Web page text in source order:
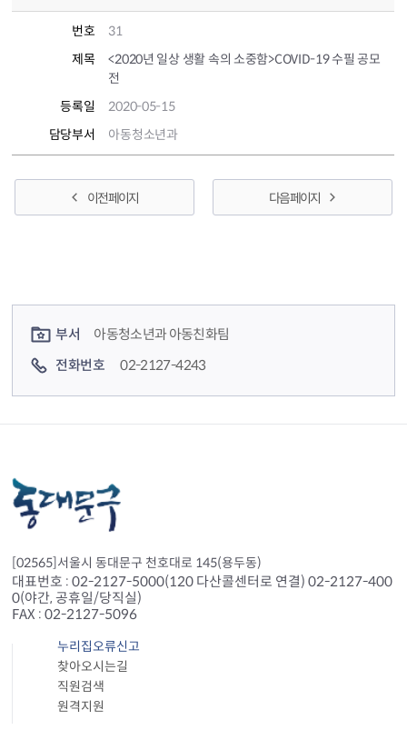
번호
31
제목
<2020년 일상 생활 속의 소중함>COVID-19 수필 공모
전
등록일
2020-05-15
담당부서
아동청소년과
이전 페이지 다음 페이지
부서
아동청소년과 아동친화팀
전화번호
02-2127-4243
[02565]서울시 동대문구 천호대로 145(용두동)
대표번호 : 02-2127-5000(120 다산콜센터로 연결) 02-2127-400
0(야간, 공휴일/당직실)
FAX : 02-2127-5096
누리집오류신고
찾아오시는길
직원검색
원격지원